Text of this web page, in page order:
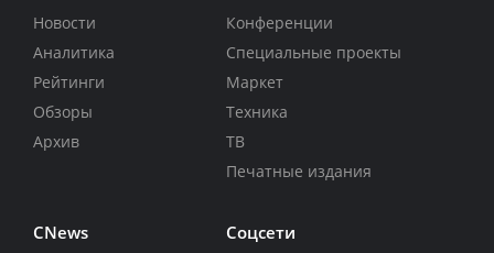
Новости
Аналитика
Рейтинги
Обзоры
Архив
Конференции
Специальные проекты
Маркет
Техника
ТВ
Печатные издания
CNews Соцсети